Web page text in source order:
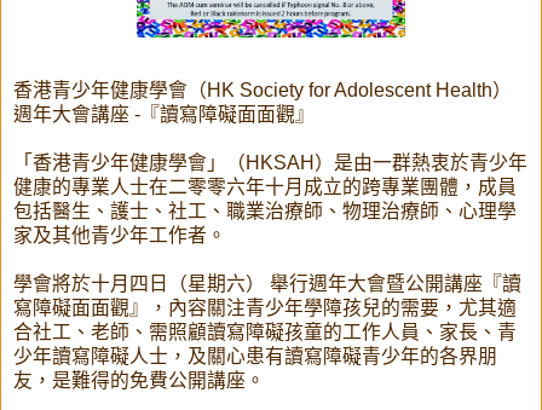
香港青少年健康學會（HK Society for Adolescent Health）
週年大會講座 -『讀寫障礙面面觀』
「香港青少年健康學會」（HKSAH）是由一群熱衷於青少年
健康的專業人士在二零零六年十月成立的跨專業團體，成員
包括醫生、護士、社工、職業治療師、物理治療師、心理學
家及其他青少年工作者。
學會將於十月四日（星期六） 舉行週年大會暨公開講座『讀
寫障礙面面觀』，內容關注青少年學障孩兒的需要，尤其適
合社工、老師、需照顧讀寫障礙孩童的工作人員、家長、青
少年讀寫障礙人士，及關心患有讀寫障礙青少年的各界朋
友，是難得的免費公開講座。